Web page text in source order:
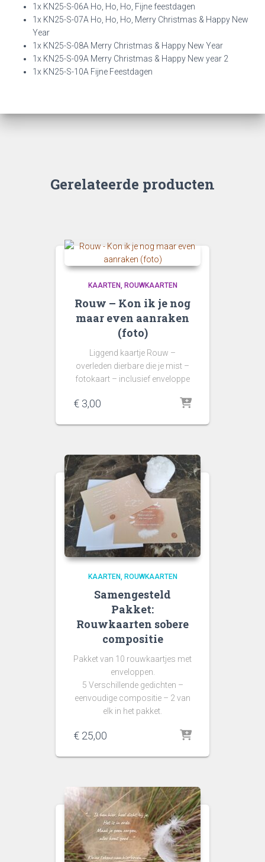
1x KN25-S-06A Ho, Ho, Ho, Fijne feestdagen
1x KN25-S-07A Ho, Ho, Ho, Merry Christmas & Happy New
Year
1x KN25-S-08A Merry Christmas & Happy New Year
1x KN25-S-09A Merry Christmas & Happy New year 2
1x KN25-S-10A Fijne Feestdagen
Gerelateerde producten
KAARTEN ROUWKAARTEN
Rouw – Kon ik je nog
maar even aanraken
(foto)
Liggend kaartje Rouw –
overleden dierbare die je mist –
fotokaart – inclusief enveloppe
€ 3,00
KAARTEN ROUWKAARTEN
Samengesteld
Pakket:
Rouwkaarten sobere
compositie
Pakket van 10 rouwkaartjes met
enveloppen.
5 Verschillende gedichten –
eenvoudige compositie – 2 van
elk in het pakket.
€ 25,00